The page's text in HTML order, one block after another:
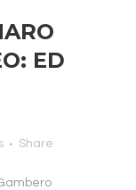
ED
Share